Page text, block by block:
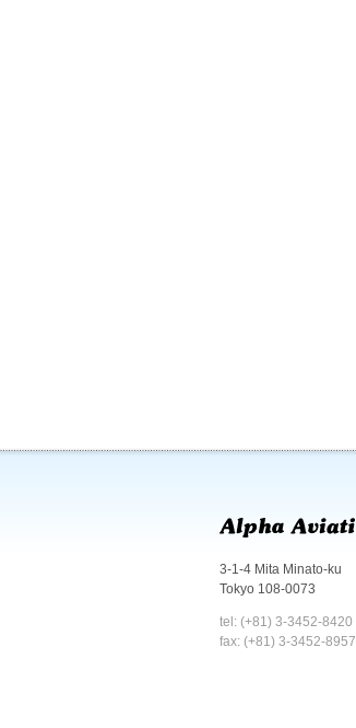
3-1-4 Mita Minato-ku
Tokyo 108-0073
tel: (+81) 3-3452-8420
fax: (+81) 3-3452-8957